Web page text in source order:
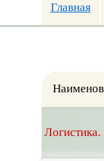
Главная
Логистика.